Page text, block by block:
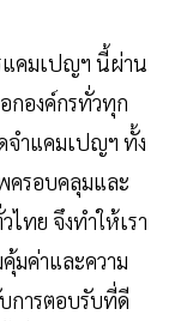
แคมเปญฯ นี้ผ่าน
กองค์กรทั่วทุก
จำแคมเปญฯ ทั้ง
รอบคลุมและ
ทย จึงทำให้เรา
มค่าและความ
การตอบรับที่ดี